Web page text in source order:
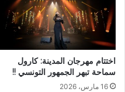
اختتام مهرجان المدينة: كارول
سماحة تبهر الجمهور التونسي !!
16 مارس، 2026